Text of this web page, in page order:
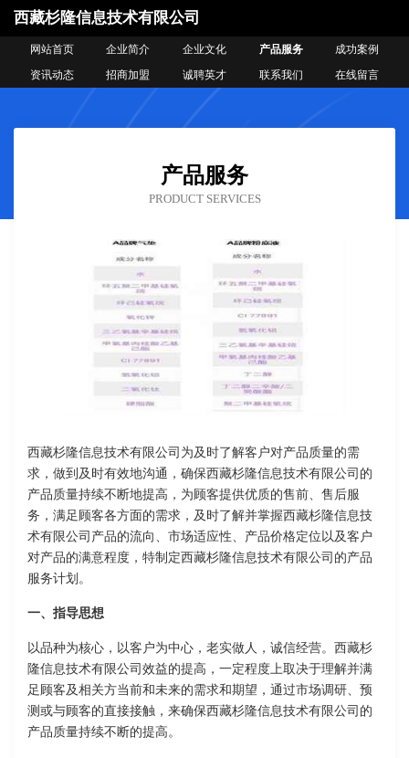
西藏杉隆信息技术有限公司
网站首页 企业简介 企业文化 产品服务
成功案例
资讯动态
招商加盟 诚聘英才 联系我们 在线留言
产品服务
PRODUCT SERVICES
西藏杉隆信息技术有限公司为及时了解客户对产品质量的需
求，做到及时有效地沟通，确保西藏杉隆信息技术有限公司的
产品质量持续不断地提高，为顾客提供优质的售前、售后服
务，满足顾客各方面的需求，及时了解并掌握西藏杉隆信息技
术有限公司产品的流向、市场适应性、产品价格定位以及客户
对产品的满意程度，特制定西藏杉隆信息技术有限公司的产品
服务计划。
一、指导思想
以品种为核心，以客户为中心，老实做人，诚信经营。西藏杉
隆信息技术有限公司效益的提高，一定程度上取决于理解并满
足顾客及相关方当前和未来的需求和期望，通过市场调研、预
测或与顾客的直接接触，来确保西藏杉隆信息技术有限公司的
产品质量持续不断的提高。